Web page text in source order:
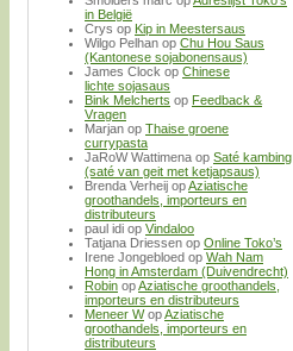
in België
Crys op Kip in Meestersaus
Wilgo Pelhan op Chu Hou Saus
(Kantonese sojabonensaus)
James Clock op Chinese
lichte sojasaus
Bink Melcherts op Feedback &
Vragen
Marjan op Thaise groene
currypasta
JaRoW Wattimena op Saté kambing
(saté van geit met ketjapsaus)
Brenda Verheij opAziatische
groothandels, importeurs en
distributeurs
paul idi op Vindaloo
Tatjana Driessen op Online Toko’s
Irene Jongebloed op Wah Nam
Hong in Amsterdam (Duivendrecht)
Robin opAziatische groothandels,
importeurs en distributeurs
Meneer WopAziatische
groothandels, importeurs en
distributeurs